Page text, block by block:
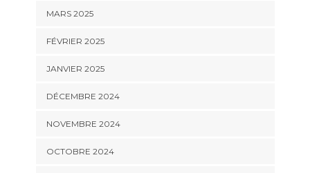
MARS 2025
FÉVRIER 2025
JANVIER 2025
DÉCEMBRE 2024
NOVEMBRE 2024
OCTOBRE 2024